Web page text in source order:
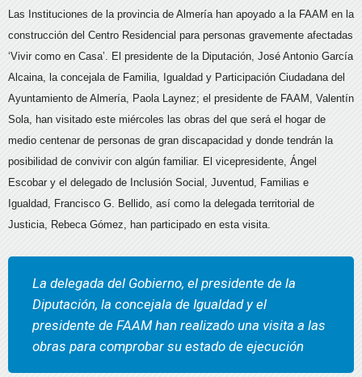
Las Instituciones de la provincia de Almería han apoyado a la FAAM en la
construcción del Centro Residencial para personas gravemente afectadas
‘Vivir como en Casa’. El presidente de la Diputación, José Antonio García
Alcaina, la concejala de Familia, Igualdad y Participación Ciudadana del
Ayuntamiento de Almería, Paola Laynez; el presidente de FAAM, Valentín
Sola, han visitado este miércoles las obras del que será el hogar de
medio centenar de personas de gran discapacidad y donde tendrán la
posibilidad de convivir con algún familiar. El vicepresidente, Ángel
Escobar y el delegado de Inclusión Social, Juventud, Familias e
Igualdad, Francisco G. Bellido, así como la delegada territorial de
Justicia, Rebeca Gómez, han participado en esta visita.
La delegada del Gobierno, el presidente de la
Diputación, la concejala de Igualdad y el
presidente de FAAM han realizado una visita a las
obras para comprobar su estado de ejecución